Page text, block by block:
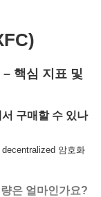
핵심 지표 및
구매할 수 있나
암호화
은 얼마인가요?